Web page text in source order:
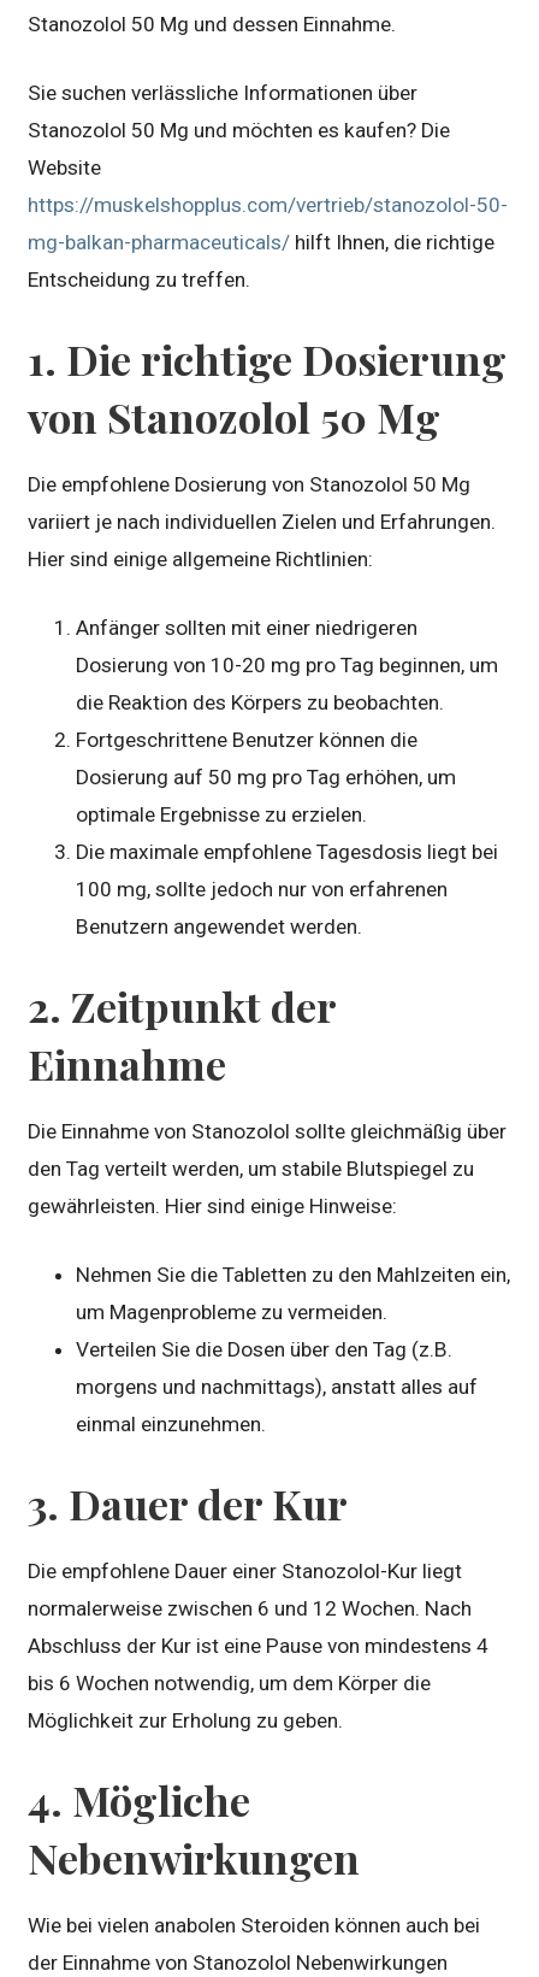
Stanozolol 50 Mg und dessen Einnahme.
Sie suchen verlässliche Informationen über
Stanozolol 50 Mg und möchten es kaufen? Die
Website
https://muskelshopplus.com/vertrieb/stanozolol-50-
mg-balkan-pharmaceuticals/ hilft Ihnen, die richtige
Entscheidung zu treffen.
1. Die richtige Dosierung
von Stanozolol 50 Mg
Die empfohlene Dosierung von Stanozolol 50 Mg
variiert je nach individuellen Zielen und Erfahrungen.
Hier sind einige allgemeine Richtlinien:
Anfänger sollten mit einer niedrigeren
Dosierung von 10-20 mg pro Tag beginnen, um
die Reaktion des Körpers zu beobachten.
Fortgeschrittene Benutzer können die
Dosierung auf 50 mg pro Tag erhöhen, um
optimale Ergebnisse zu erzielen.
Die maximale empfohlene Tagesdosis liegt bei
100 mg, sollte jedoch nur von erfahrenen
Benutzern angewendet werden.
2. Zeitpunkt der
Einnahme
Die Einnahme von Stanozolol sollte gleichmäßig über
den Tag verteilt werden, um stabile Blutspiegel zu
gewährleisten. Hier sind einige Hinweise:
Nehmen Sie die Tabletten zu den Mahlzeiten ein,
um Magenprobleme zu vermeiden.
Verteilen Sie die Dosen über den Tag (z.B.
morgens und nachmittags), anstatt alles auf
einmal einzunehmen.
3. Dauer der Kur
Die empfohlene Dauer einer Stanozolol-Kur liegt
normalerweise zwischen 6 und 12 Wochen. Nach
Abschluss der Kur ist eine Pause von mindestens 4
bis 6 Wochen notwendig, um dem Körper die
Möglichkeit zur Erholung zu geben.
4. Mögliche
Nebenwirkungen
Wie bei vielen anabolen Steroiden können auch bei
der Einnahme von Stanozolol Nebenwirkungen